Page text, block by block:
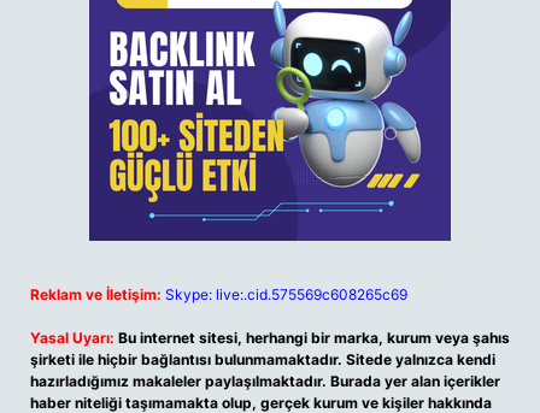
Reklam ve İletişim: Skype: live:.cid.575569c608265c69
Yasal Uyarı: Bu internet sitesi, herhangi bir marka, kurum veya şahıs
şirketi ile hiçbir bağlantısı bulunmamaktadır. Sitede yalnızca kendi
hazırladığımız makaleler paylaşılmaktadır. Burada yer alan içerikler
haber niteliği taşımamakta olup, gerçek kurum ve kişiler hakkında